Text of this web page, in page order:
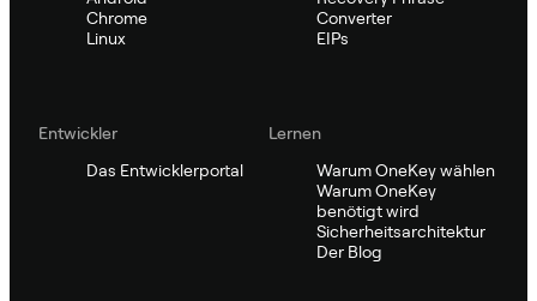
Chrome
Linux
Converter
EIPs
Entwickler
Das Entwicklerportal
Lernen
Warum OneKey wählen
Warum OneKey
benötigt wird
Sicherheitsarchitektur
Der Blog